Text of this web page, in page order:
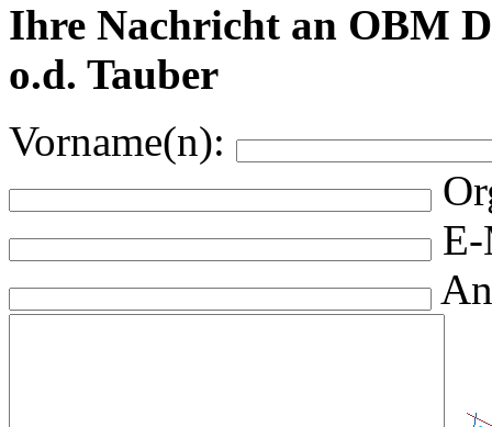
Ihre Nachricht an OBM
o.d. Tauber
Vorname(n):